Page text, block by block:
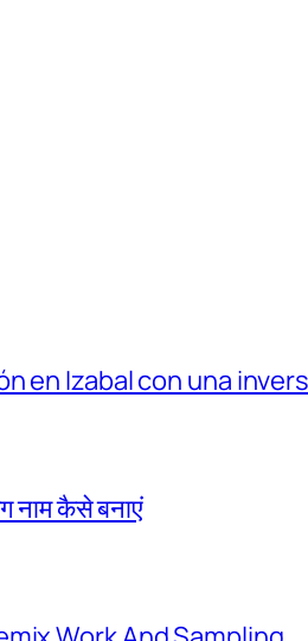
en Izabal con una
नाम कैसे बनाएं